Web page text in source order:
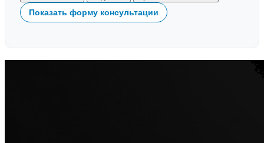
Показать форму консультации